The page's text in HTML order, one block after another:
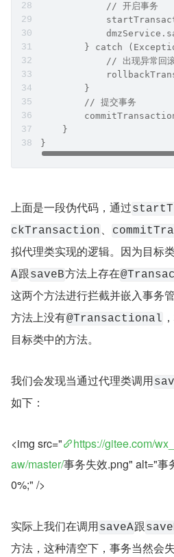
            // 开启事务
} catch
// 出现异常回
        }
        // 提交事务
    }
}
上面是一段伪代码，通过
ckTransaction 、
拟代理类实现的逻辑。因为目标
A跟saveB方法上存在
这两个方法进行拦截并嵌入事务
方法上没有@Transactional
目标类中的方法。
我们会发现当通过代理类调用
如下：
<img src="
https://gitee.com/
aw/master/事务失效.png" alt="事
0%;" />
实际上我们在调用saveA跟
方法，这种清空下，事务当然会失